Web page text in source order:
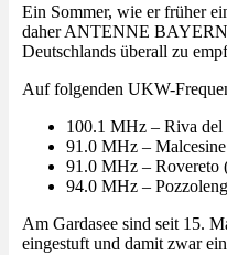
Ein Sommer, wie er früher
daher ANTENNE BAYERN
Deutschlands überall zu
Auf folgenden UKW-
100.1 MHz – Riva del
91.0 MHz –
91.0 MHz – Rovereto
94.0 MHz –
Am Gardasee sind seit 15.
eingestuft und damit zwar